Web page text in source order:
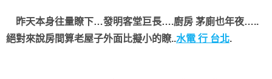
昨天本身往量瞭下…發明客堂巨長….廚房 茅廁也年夜…..
絕對來說房間算老屋子外面比擬小的瞭..水電 行 台北.